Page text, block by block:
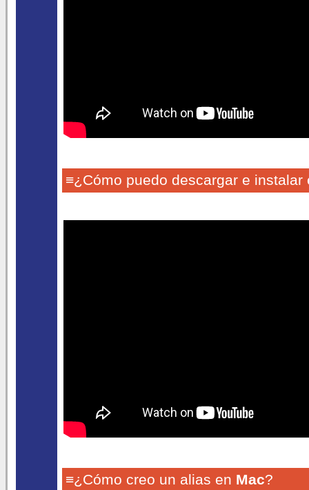
≡¿Cómo puedo descargar e
≡¿Cómo creo un alias en Mac?